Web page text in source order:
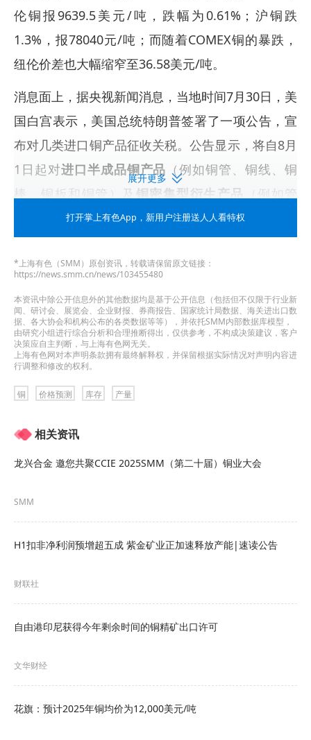
伦铜报9639.5美元/吨，跌幅为0.61%；沪铜跌
1.3%，报78040元/吨；而随着COMEX铜的暴跌，
纽伦价差也大幅缩窄至36.58美元/吨。
消息面上，据央视新闻消息，当地时间7月30日，美
国白宫表示，美国总统特朗普签署了一项公告，宣
布对几类进口铜产品征收关税。公告显示，将自8月
1日起对进口半成品铜产品 （例如铜管、铜线、铜
棒、铜板和铜管）及 铜密集型衍生产品
（例如管
件、电缆、连接器和电气元件）普遍征收50%的关
税。白宫表示，铜输入材料（例如铜矿石、精矿、
锍铜、阴极铜和阳极铜）和铜废料不受“232条款”或
232条款，美国总统有权出于“国家安全”考虑，采取
对进口产品征收关税或设定配额等措施。此前，美
国总统特朗普7月9日宣布，将从8月1日起对所有进
口到美国的铜征收50%的关税。此次公告进一步明
也出现了缩窄。按照7月31日17:35分左右的价格来
美元/吨的价差为36.58美元/吨，这一价差较前期动
展开更多
打开掌上有色App ，新用户注册送人人看特权
*上海有色（SMM）原创资讯，转载请保留原文链接：
https://news.smm.cn/news/103455480
本资讯中除公开信息外的其他数据均是基于公开信息（包括但不仅限于行业新
闻、研讨会、展览会、企业财报、券商报告、国家统计局数据、海关进出口数
据、各大协会和机构公布的各类数据等等），并依托SMM内部数据库模型，
由研究小组进行综合分析和合理推断得出，仅供参考，不构成决策建议，客户
决策应自主判断，与上海有色网无关。
上海有色网对本声明条款拥有最终解释权，并保留根据实际情况对声明内容进
行调整和修改的权利。
铜 价格预测 库存 产量
相关资讯
龙兴合金 邀您共聚CCIE 2025SMM（第二十届）铜业大会
SMM
H1扣非净利润预增超五成 紫金矿业正加速释放产能|速读公告
财联社
自由港印尼获得今年剩余时间的铜精矿出口许可
文华财经
花旗：预计2025年铜均价为12,000美元/吨